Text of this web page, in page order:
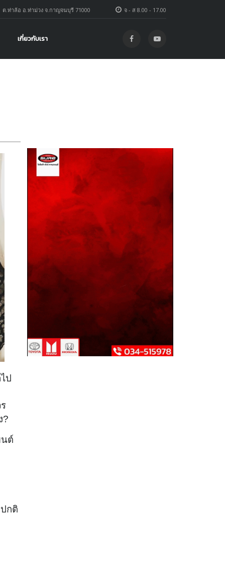
จ - ส 8.00 - 17.00
ต.ท่าล้อ อ.ท่าม่วง จ.กาญจนบุรี 71000
เกี่ยวกับเรา
ป
?
นต์
กติ